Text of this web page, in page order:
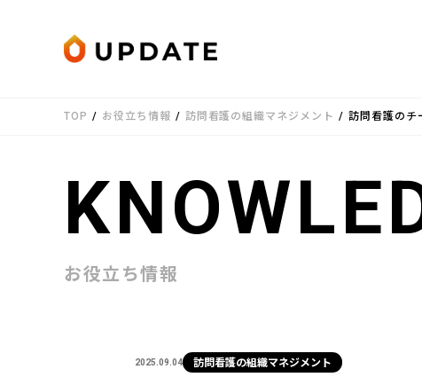
TOP / お役立ち情報 / 訪問看護の組織マネジメント / 訪問看護のチ
お役立ち情報
2025.09.04 訪問看護の組織マネジメント